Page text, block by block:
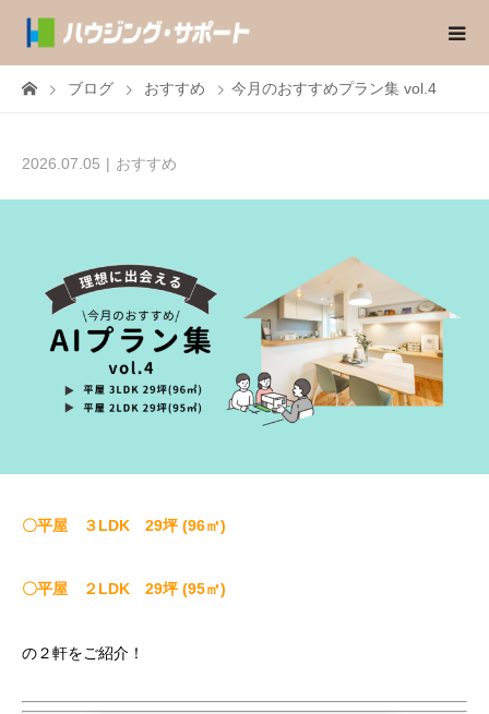
ブログ おすすめ 今月のおすすめプラン集 vol.4
2026.07.05 おすすめ
〇平屋 ３LDK 29坪 (96㎡)
〇平屋 ２ LDK 29坪 (95㎡)
の２軒をご紹介！